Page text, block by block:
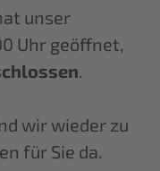
unser
Uhr geöffnet,
wir wieder zu
für Sie da.